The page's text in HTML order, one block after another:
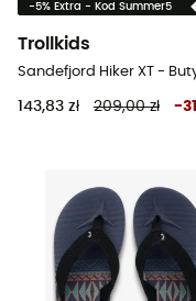
-5% Extra - Kod Summer5
Trollkids
143,83 zł 209,00 zł -31